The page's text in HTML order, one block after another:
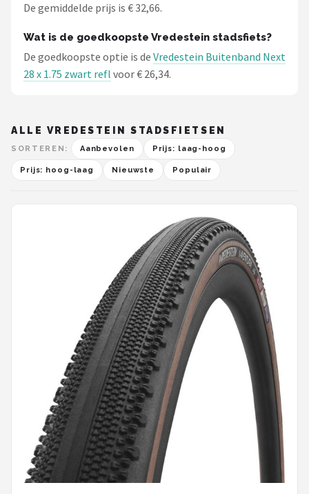
De gemiddelde prijs is € 32,66.
Wat is de goedkoopste Vredestein stadsfiets?
De goedkoopste optie is de Vredestein Buitenband Next
28 x 1.75 zwart refl voor € 26,34.
ALLE VREDESTEIN STADSFIETSEN
SORTEREN: Aanbevolen Prijs: laag-hoog
Prijs: hoog-laag Nieuwste Populair